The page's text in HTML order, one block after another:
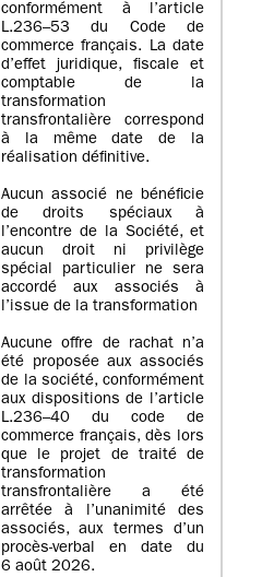
conformément à l’article
L.236–53 du Code de
commerce français. La date
d’effet juridique, fiscale et
comptable de la
transformation
transfrontalière correspond
à la même date de la
réalisation définitive.
Aucun associé ne bénéficie
de droits spéciaux à
l’encontre de la Société, et
aucun droit ni privilège
spécial particulier ne sera
accordé aux associés à
l’issue de la transformation
Aucune offre de rachat n’a
été proposée aux associés
de la société, conformément
aux dispositions de l’article
L.236–40 du code de
commerce français, dès lors
que le projet de traité de
transformation
transfrontalière a été
arrêtée à l’unanimité des
associés, aux termes d’un
procès-verbal en date du
6 août 2026.